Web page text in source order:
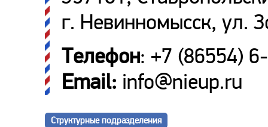
г. Невинномысск, ул.
Телефон: +7 (86554)
Email: info@nieup.ru
Структурные подразделения